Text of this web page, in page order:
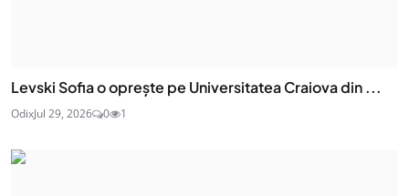
Levski Sofia o oprește pe Universitatea Craiova din ...
OdixJul 29, 2026 0 1